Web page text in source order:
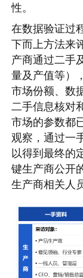
性。
在数据验证过
下而上方法来
产商通过二手
量及产值等）
市场份额、数
二手信息核对
市场的参数都
观察，通过一
以得到最终的
键生产商公开
生产商相关人